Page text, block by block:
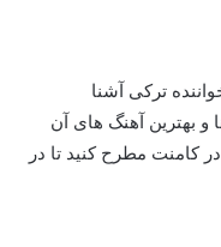
ترکی آشنا
بهترین آهنگ های آن
کامنت مطرح کنید تا در